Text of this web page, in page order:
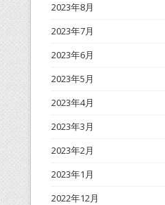
2023年8月
2023年7月
2023年6月
2023年5月
2023年4月
2023年3月
2023年2月
2023年1月
2022年12月